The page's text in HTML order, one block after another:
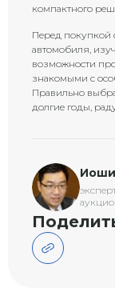
компактного
Перед покупкой
автомобиля,
возможности
знакомыми с
Правильно
долгие годы,
Иоши